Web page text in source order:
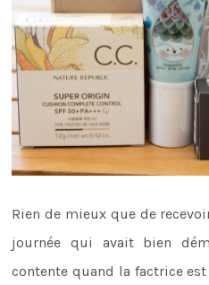
Rien de mieux que de
journée qui avait bien
contente quand la factrice est